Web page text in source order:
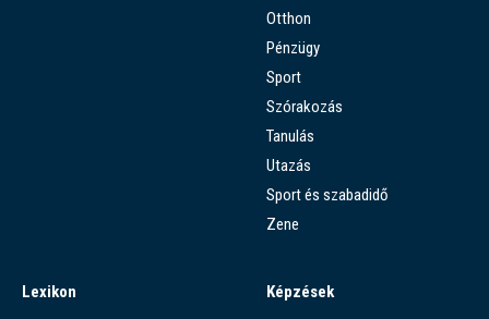
Otthon
Pénzügy
Sport
Szórakozás
Tanulás
Utazás
Sport és szabadidő
Zene
Lexikon
Képzések